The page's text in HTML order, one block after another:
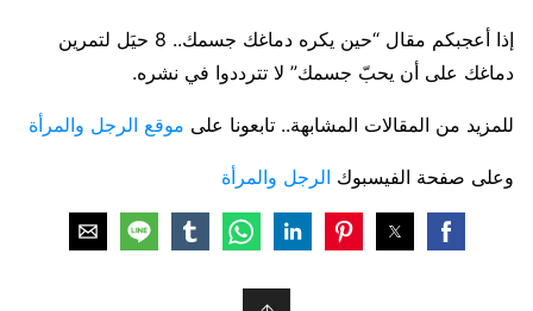
إذا أعجبكم مقال “حين يكره دماغك جسمك.. 8 حيَل لتمرين
دماغك على أن يحبّ جسمك” لا تترددوا في نشره.
للمزيد من المقالات المشابهة.. تابعونا على موقع الرجل والمرأة
وعلى صفحة الفيسبوك الرجل والمرأة